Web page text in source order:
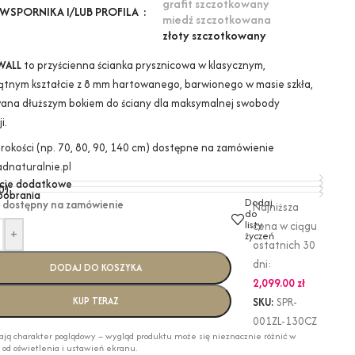
I/LUB PROFILA
grafit szczotkowany
miedź szczotkowana
złoty szczotkowany
to przyścienna ścianka prysznicowa w klasycznym,
kształcie z 8 mm hartowanego, barwionego w masie szkła,
dłuższym bokiem do ściany dla maksymalnej swobody
(np. 70, 80, 90, 140 cm) dostępne na zamówienie
dodatkowe
na zamówienie
+
DODAJ DO KOSZYKA
KUP TERAZ
Dodaj
do
listy
życzeń
Najniższa
cena w ciągu
ostatnich 30
dni:
2,099.00 zł
SKU: SPR-
001ZL-130CZ
charakter poglądowy – wygląd produktu może się nieznacznie różnić w
od oświetlenia i ustawień ekranu.